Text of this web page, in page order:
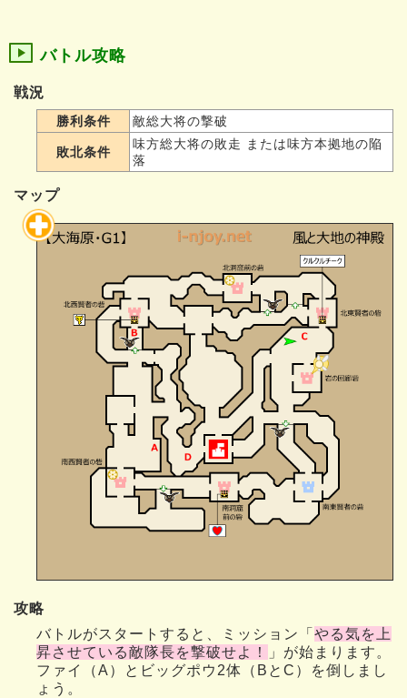
バトル攻略
戦況
勝利条件 敵総大将の撃破
敗北条件
味方総大将の敗走 または味方本拠地の陥
落
マップ
攻略
バトルがスタートすると、ミッション「 やる気を上
昇させている敵隊長を撃破せよ！
」が始まります。
ファイ（A）とビッグポウ2体（BとC）を倒しまし
ょう。